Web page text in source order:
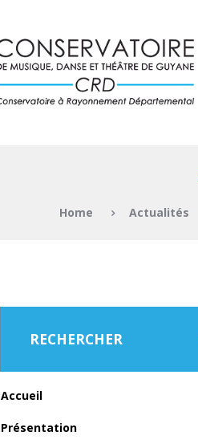
Home Actualités
Accueil
Présentation